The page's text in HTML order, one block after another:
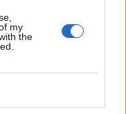
my
the